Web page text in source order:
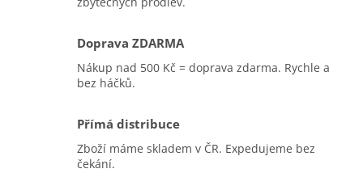
Doprava ZDARMA
Nákup nad 500 Kč = doprava zdarma. Rychle a
bez háčků.
Přímá distribuce
Zboží máme skladem v ČR. Expedujeme bez
čekání.